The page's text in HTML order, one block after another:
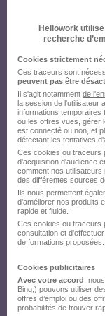
Hellowork
recherche
Cookies strictement
Ces traceurs sont
peuvent pas être
Il s'agit notamment de
la session de l'utilisateur
informations temporaires
ou les offres vues, gérer
est connecté ou non, et
détectant les tentatives
Ces cookies ou traceurs
d'acquisition d'audience
comment nos
des différentes sources
Ils nous permettent
d'améliorer nos produits
rapide et fluide.
Ces cookies ou traceurs
consultation et
de formations proposées.
Cookies publicitaires
Avec votre accord ,
Bing,) pouvons utiliser
offres d’emploi ou des
probabilités de trouver